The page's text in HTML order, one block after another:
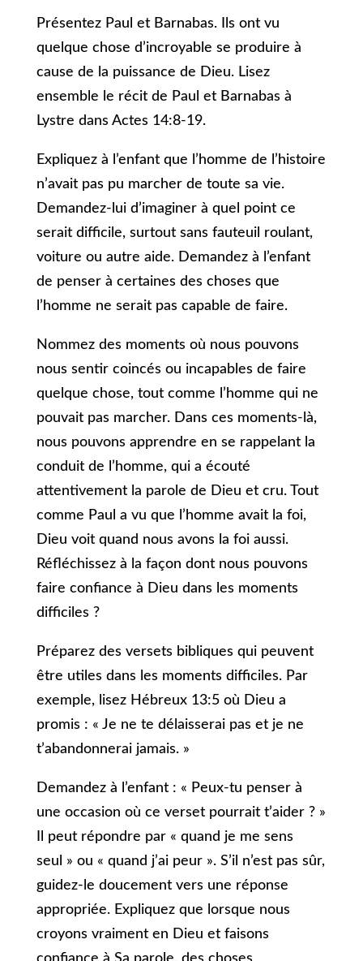
Présentez Paul et Barnabas. Ils ont vu
quelque chose d’incroyable se produire à
cause de la puissance de Dieu. Lisez
ensemble le récit de Paul et Barnabas à
Lystre dans Actes 14:8-19.
Expliquez à l’enfant que l’homme de l’histoire
n’avait pas pu marcher de toute sa vie.
Demandez-lui d’imaginer à quel point ce
serait difficile, surtout sans fauteuil roulant,
voiture ou autre aide. Demandez à l’enfant
de penser à certaines des choses que
l’homme ne serait pas capable de faire.
Nommez des moments où nous pouvons
nous sentir coincés ou incapables de faire
quelque chose, tout comme l’homme qui ne
pouvait pas marcher. Dans ces moments-là,
nous pouvons apprendre en se rappelant la
conduit de l’homme, qui a écouté
attentivement la parole de Dieu et cru. Tout
comme Paul a vu que l’homme avait la foi,
Dieu voit quand nous avons la foi aussi.
Réfléchissez à la façon dont nous pouvons
faire confiance à Dieu dans les moments
difficiles ?
Préparez des versets bibliques qui peuvent
être utiles dans les moments difficiles. Par
exemple, lisez Hébreux 13:5 où Dieu a
promis : « Je ne te délaisserai pas et je ne
t’abandonnerai jamais. »
Demandez à l’enfant : « Peux-tu penser à
une occasion où ce verset pourrait t’aider ? »
Il peut répondre par « quand je me sens
seul » ou « quand j’ai peur ». S’il n’est pas sûr,
guidez-le doucement vers une réponse
appropriée. Expliquez que lorsque nous
croyons vraiment en Dieu et faisons